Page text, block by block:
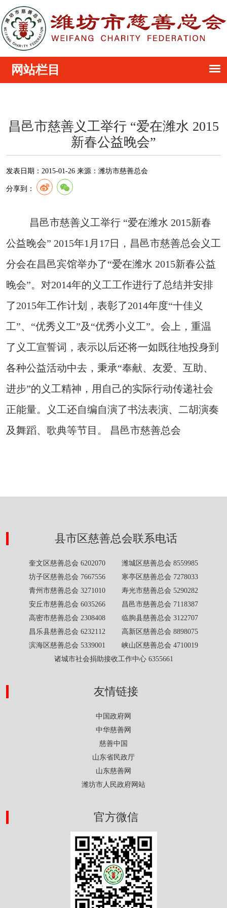
昌邑市慈善义工举行 “爱在潍水 2015
新春公益晚会”
发表日期： 2015-01-26 来源： 潍坊市慈善总会
分享到：
昌邑市慈善义工举行 “爱在潍水 2015新春
公益晚会” 2015年1月17日，昌邑市慈善总会义工
分会在昌邑宾馆举办了“爱在潍水 2015新春公益
晚会”。对2014年的义工工作进行了总结并安排
了2015年工作计划，表彰了2014年度“十佳义
工”、“优秀义工”及“优秀小义工”。会上，重温
了义工宣誓词，表示以后还将一如既往地投身到
各种公益活动中去，秉承“奉献、友爱、互助、
进步”的义工精神，用自己的实际行动传递社会
正能量。义工还自编自演了书法表演、二胡演奏
及舞蹈、歌典等节目。 昌邑市慈善总会
县市区慈善总会联系电话
奎文区慈善总会 6202070 潍城区慈善总会 8559985
坊子区慈善总会 7667556 寒亭区慈善总会 7278033
青州市慈善总会 3271010 寿光市慈善总会 5290282
安丘市慈善总会 6035266 昌邑市慈善总会 7118387
高密市慈善总会 2308408 临朐县慈善总会 3122707
昌乐县慈善总会 6232112 高新区慈善总会 8898075
滨海区慈善总会 5339001 峡山区慈善总会 4710019
诸城市社会捐助接收工作中心 6355661
友情链接
中国政府网
中华慈善网
慈善中国
山东省民政厅
山东慈善网
潍坊市人民政府网站
官方微信